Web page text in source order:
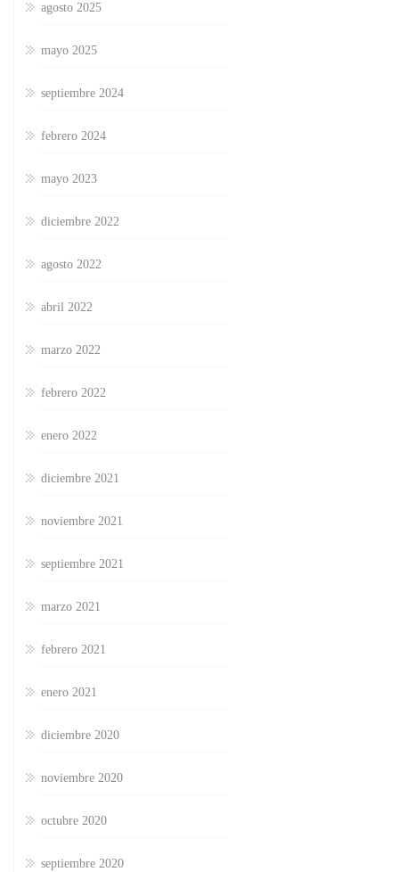
agosto 2025
mayo 2025
septiembre 2024
febrero 2024
mayo 2023
diciembre 2022
agosto 2022
abril 2022
marzo 2022
febrero 2022
enero 2022
diciembre 2021
noviembre 2021
septiembre 2021
marzo 2021
febrero 2021
enero 2021
diciembre 2020
noviembre 2020
octubre 2020
septiembre 2020